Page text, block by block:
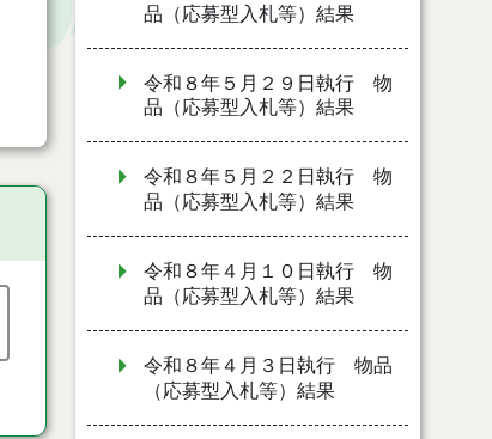
品（応募型入札等）結果
令和８年５月２９日執行 物
品（応募型入札等）結果
令和８年５月２２日執行 物
品（応募型入札等）結果
令和８年４月１０日執行 物
品（応募型入札等）結果
令和８年４月３日執行 物品
（応募型入札等）結果